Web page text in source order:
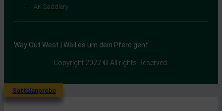
AK Saddlery
Way Out West | Weil es um dein Pferd geht
Copyright 2022 © All rights Reserved.
Sattelanprobe